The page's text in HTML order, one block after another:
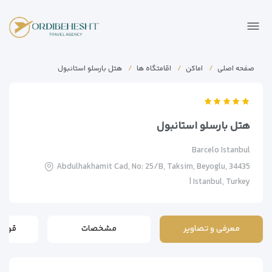
صفحه اصلی اماکن اقامتگاه ها هتل بارسلو استانبول
هتل بارسلو استانبول
Barcelo Istanbul
Abdulhakhamit Cad, No: 25/B, Taksim, Beyoglu, 34435
Istanbul, Turkey |
معرفی و تصاویر مشخصات